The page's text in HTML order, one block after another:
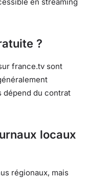
?
france.tv sont
dépend du contrat
locaux
régionaux, mais